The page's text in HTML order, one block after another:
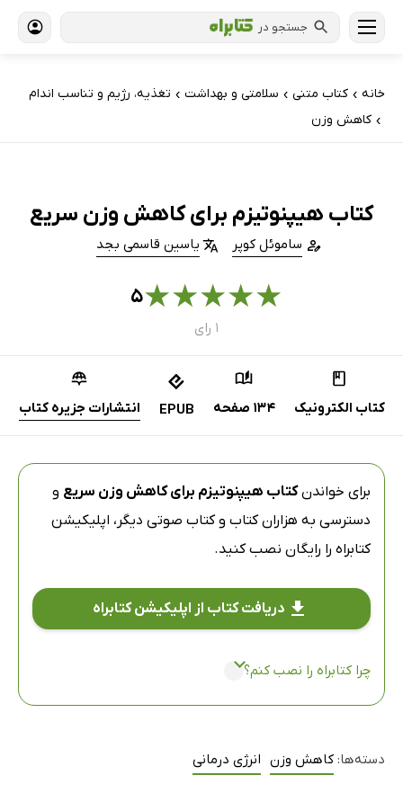
جستجو در
خانه › کتاب‌ متنی › سلامتی و بهداشت › تغذیه، رژیم و تناسب اندام
› کاهش وزن
کتاب هیپنوتیزم برای کاهش وزن سریع
ساموئل کوپر یاسین قاسمی بجد
★
★
★
★
★۵
۱ رای
کتاب الکترونیک 134 صفحه EPUB انتشارات جزیره کتاب
برای خواندنکتاب هیپنوتیزم برای کاهش وزن سریع و
دسترسی به هزاران کتاب و کتاب صوتی دیگر، اپلیکیشن
کتابراه را رایگان نصب کنید.
دریافت کتاب از اپلیکیشن کتابراه
چرا کتابراه را نصب کنم؟
دسته‌ها: کاهش وزن انرژی درمانی